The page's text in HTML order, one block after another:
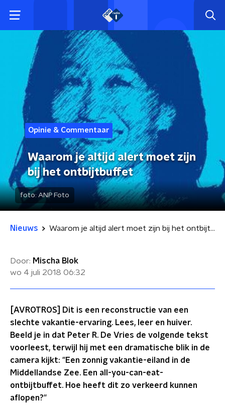
Opinie & Commentaar
Waarom je altijd alert moet zijn
bij het ontbijtbuffet
foto: ANP Foto
Nieuws Waarom je altijd alert moet zijn bij het ontbijtbuffet
Door: Mischa Blok
wo 4 juli 2018 06:32
[AVROTROS] Dit is een reconstructie van een
slechte vakantie-ervaring. Lees, leer en huiver.
Beeld je in dat Peter R. De Vries de volgende tekst
voorleest, terwijl hij met een dramatische blik in de
camera kijkt: "Een zonnig vakantie-eiland in de
Middellandse Zee. Een all-you-can-eat-
ontbijtbuffet. Hoe heeft dit zo verkeerd kunnen
aflopen?"